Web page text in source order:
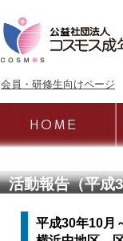
会員・研修生向けページ
活動報告（平成
平成30年10月